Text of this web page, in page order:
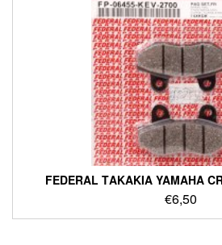
FEDERAL ΤΑΚΑΚΙΑ YAMAHA
€6,50